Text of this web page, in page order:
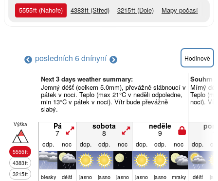
5555ft (Nahoře) 4383ft (Střed) 3215ft (Dole) Mapy počasí
posledních 6 dnínyní Hodinově
Next 3 days weather summary:
Jemný déšť (celkem 5.0mm), převážně slábnoucí v
pátek v noci. Teplo (max 21°C v neděli odpoledne,
min 13°C v pátek v noci). Vítr bude převážně
slabý.
Souhrn
Mírný
Teplo
noci).
Výška
5555ft
4383ft
3215ft
Pá
7
sobota
8
neděle
9
odp. noc dop. odp. noc dop. odp. noc dop.
blesky déšť jasno jasno jasno jasno jasno mraky déšť